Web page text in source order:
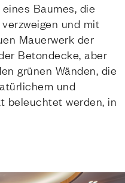
Baumes, die
und mit
Mauerwerk der
Betondecke, aber
grünen Wänden, die
und
beleuchtet werden, in